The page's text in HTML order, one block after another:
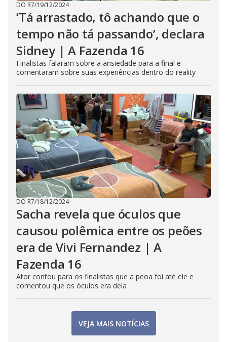
DO R7/19/12/2024
‘Tá arrastado, tô achando que o
tempo não tá passando’, declara
Sidney | A Fazenda 16
Finalistas falaram sobre a ansiedade para a final e
comentaram sobre suas experiências dentro do reality
DO R7/18/12/2024
Sacha revela que óculos que
causou polêmica entre os peões
era de Vivi Fernandez | A
Fazenda 16
Ator contou para os finalistas que a peoa foi até ele e
comentou que os óculos era dela
VEJA MAIS NOTÍCIAS